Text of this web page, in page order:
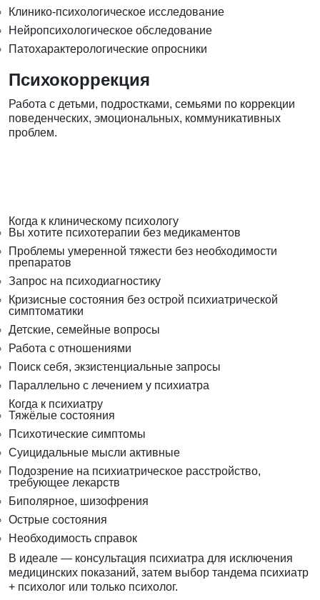
Клинико-психологическое исследование
Нейропсихологическое обследование
Патохарактерологические опросники
Психокоррекция
Работа с детьми, подростками, семьями по коррекции
поведенческих, эмоциональных, коммуникативных
проблем.
Когда к клиническому психологу
Вы хотите психотерапии без медикаментов
Проблемы умеренной тяжести без необходимости
препаратов
Запрос на психодиагностику
Кризисные состояния без острой психиатрической
симптоматики
Детские, семейные вопросы
Работа с отношениями
Поиск себя, экзистенциальные запросы
Параллельно с лечением у психиатра
Когда к психиатру
Тяжёлые состояния
Психотические симптомы
Суицидальные мысли активные
Подозрение на психиатрическое расстройство,
требующее лекарств
Биполярное, шизофрения
Острые состояния
Необходимость справок
В идеале — консультация психиатра для исключения
медицинских показаний, затем выбор тандема психиатр
+ психолог или только психолог.